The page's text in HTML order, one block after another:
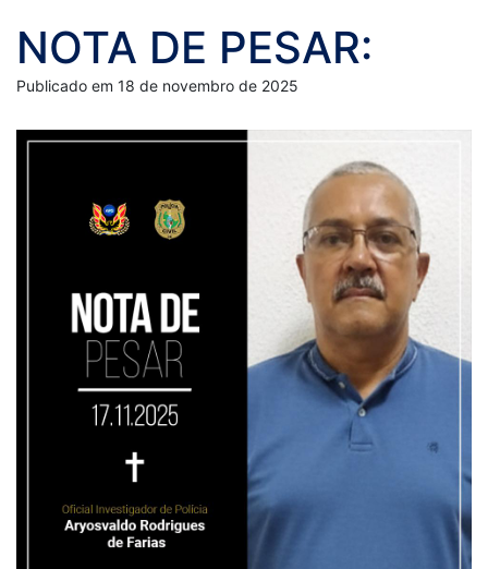
NOTA DE PESAR:
Publicado em 18 de novembro de 2025